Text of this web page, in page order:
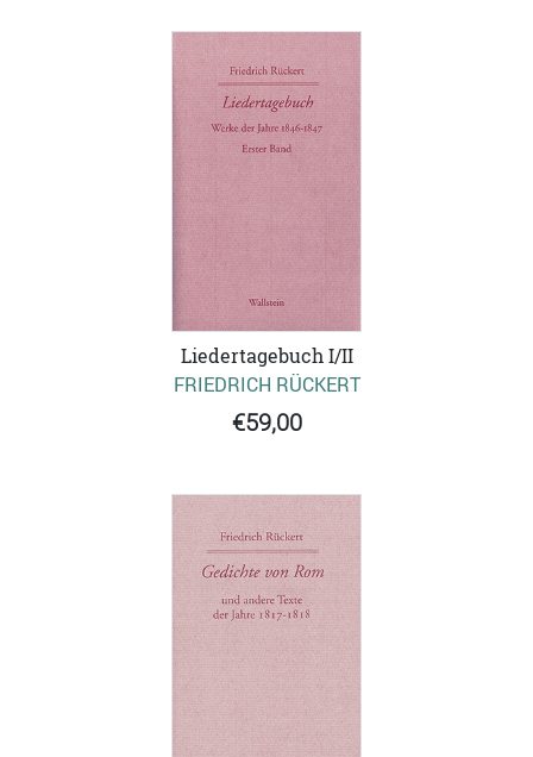
Liedertagebuch I/II
FRIEDRICH RÜCKERT
€59,00